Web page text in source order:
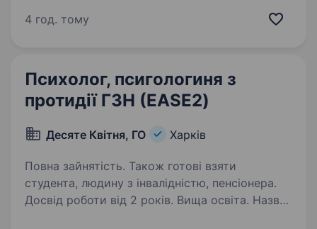
(EASE2) Локація: м. Харків Зайнятість: повна
4 год. тому
Психолог, псигологиня з
протидії ГЗН (EASE2)
Десяте Квітня, ГО Харків
Повна зайнятість. Також готові взяти
студента, людину з інвалідністю, пенсіонера.
Досвід роботи від 2 років. Вища освіта. Назва